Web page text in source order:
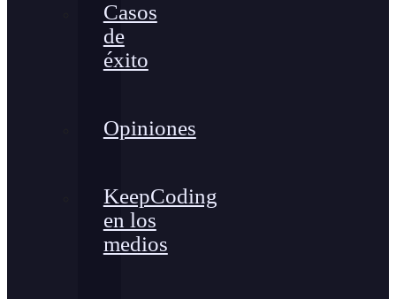
Casos
de
éxito
Opiniones
KeepCoding
en los
medios